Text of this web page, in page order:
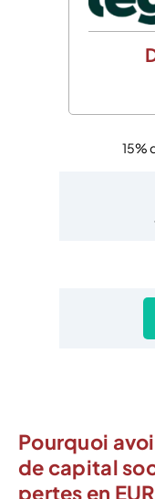
15%
Pourquoi
de capital
pertes en